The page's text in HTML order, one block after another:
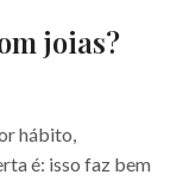
joias?
hábito,
é: isso faz bem